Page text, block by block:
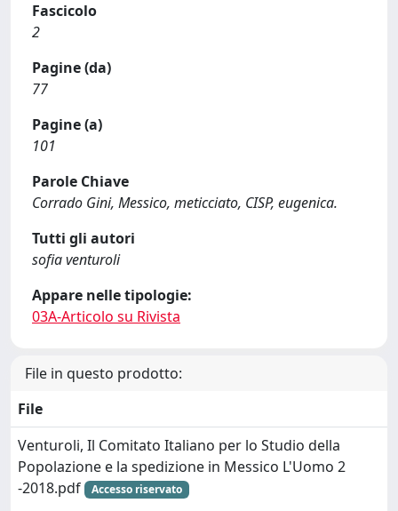
Fascicolo
2
Pagine (da)
77
Pagine (a)
101
Parole Chiave
Corrado Gini, Messico, meticciato, CISP, eugenica.
Tutti gli autori
sofia venturoli
Appare nelle tipologie:
03A-Articolo su Rivista
File in questo prodotto:
File
Venturoli, Il Comitato Italiano per lo Studio della
Popolazione e la spedizione in Messico L'Uomo 2
-2018.pdf
Accesso riservato